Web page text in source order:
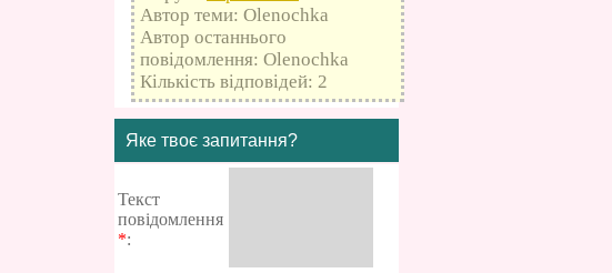
Автор теми: Olenochka
Автор останнього
повідомлення: Olenochka
Кількість відповідей: 2
Яке твоє запитання?
Текст
повідомлення
*: